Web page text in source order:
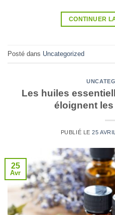
CONTINUER
Posté dans Uncategorized
Les huiles
éloignent
PUBLIÉ LE25
25
Avr